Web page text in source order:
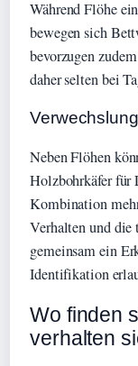
Während Flöhe
bewegen sich
bevorzugen
daher selten bei
Neben Flöhen
Holzbohrkäfer für
Kombination
Verhalten und die
gemeinsam ein
Identifikation
Wo finden
verhalten